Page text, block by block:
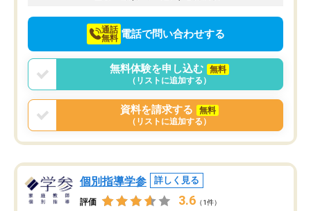
通話
無料 電話で問い合わせする
無料体験を申し込む
無料
（リストに追加する）
資料を請求する
無料
（リストに追加する）
個別指導学参 詳しく見る
評価 3.6 （1件）